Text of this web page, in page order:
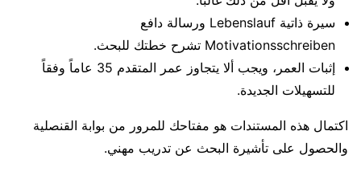
سيرة ذاتية Lebenslauf ورسالة دافع
Motivationsschreiben تشرح خطتك للبحث.
إثبات العمر، ويجب ألا يتجاوز عمر المتقدم 35 عاماً وفقاً
للتسهيلات الجديدة.
اكتمال هذه المستندات هو مفتاحك للمرور من بوابة القنصلية
والحصول على تأشيرة البحث عن تدريب مهني.